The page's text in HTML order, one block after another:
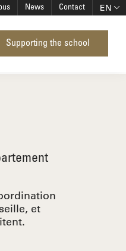
News Contact EN
Supporting the school
et